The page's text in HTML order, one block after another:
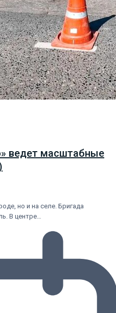
ведет масштабные
но и на селе. Бригада
В центре…